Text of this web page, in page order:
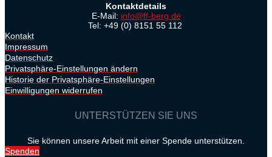
Kontaktdetails
E-Mail: info@ff-berg.de
Tel: +49 (0) 8151 55 112
Kontakt
Impressum
Datenschutz
Privatsphäre-Einstellungen ändern
Historie der Privatsphäre-Einstellungen
Einwilligungen widerrufen
UNTERSTÜTZEN SIE UNS
Sie können unsere Arbeit mit einer Spende unterstützen.
Spenden